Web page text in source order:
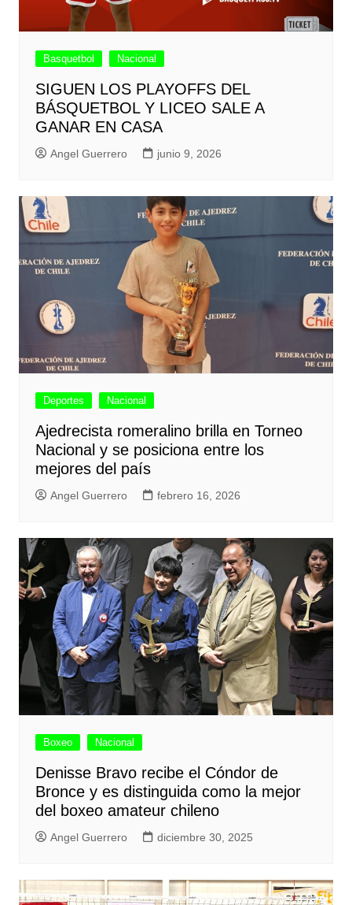
Basquetbol Nacional
SIGUEN LOS PLAYOFFS DEL
BÁSQUETBOL Y LICEO SALE A
GANAR EN CASA
Angel Guerrero junio 9, 2026
Deportes Nacional
Ajedrecista romeralino brilla en Torneo
Nacional y se posiciona entre los
mejores del país
Angel Guerrero febrero 16, 2026
Boxeo Nacional
Denisse Bravo recibe el Cóndor de
Bronce y es distinguida como la mejor
del boxeo amateur chileno
Angel Guerrero diciembre 30, 2025